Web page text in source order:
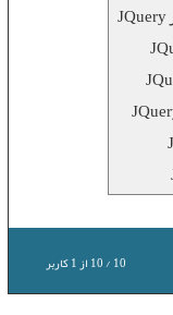
10/10 از1کاربر